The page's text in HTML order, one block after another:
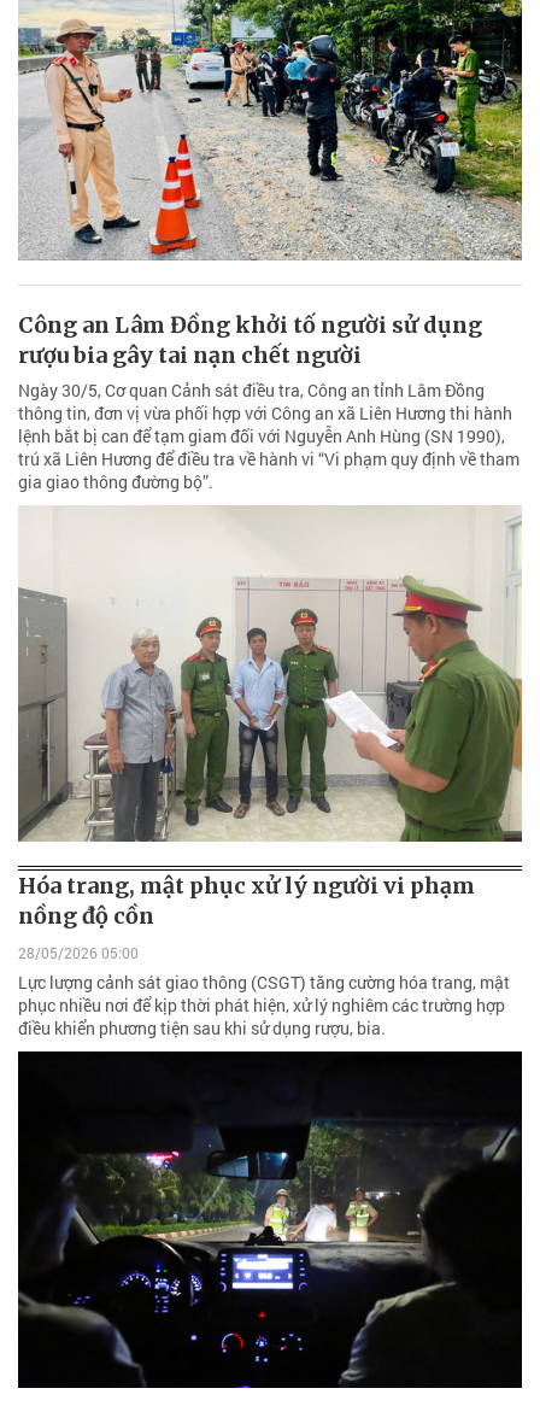
Công an Lâm Đồng khởi tố người sử dụng
rượu bia gây tai nạn chết người
Ngày 30/5, Cơ quan Cảnh sát điều tra, Công an tỉnh Lâm Đồng
thông tin, đơn vị vừa phối hợp với Công an xã Liên Hương thi hành
lệnh bắt bị can để tạm giam đối với Nguyễn Anh Hùng (SN 1990),
trú xã Liên Hương để điều tra về hành vi “Vi phạm quy định về tham
gia giao thông đường bộ”.
Hóa trang, mật phục xử lý người vi phạm
nồng độ cồn
28/05/2026 05:00
Lực lượng cảnh sát giao thông (CSGT) tăng cường hóa trang, mật
phục nhiều nơi để kịp thời phát hiện, xử lý nghiêm các trường hợp
điều khiển phương tiện sau khi sử dụng rượu, bia.